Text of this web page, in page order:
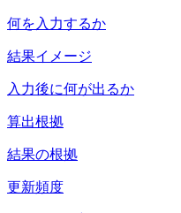
何を入力するか
結果イメージ
入力後に何が出るか
算出根拠
結果の根拠
更新頻度